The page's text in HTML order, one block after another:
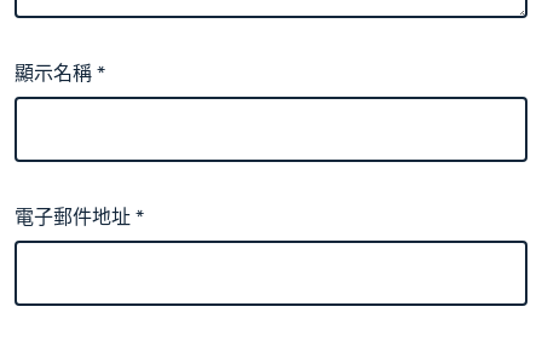
顯示名稱*
電子郵件地址*